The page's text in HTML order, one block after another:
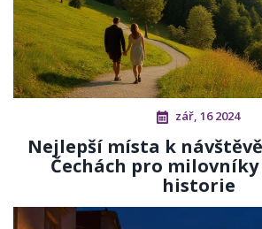
zář, 16 2024
Nejlepší místa k
Čechách pro
historie